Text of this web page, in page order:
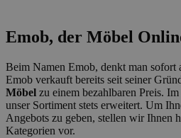
Emob, der Möbel
Beim Namen Emob, denkt man
Emob verkauft bereits seit seiner
Möbel zu einem bezahlbaren Preis.
unser Sortiment stets erweitert. Um
Angebots zu geben, stellen wir Ihnen
Kategorien vor.